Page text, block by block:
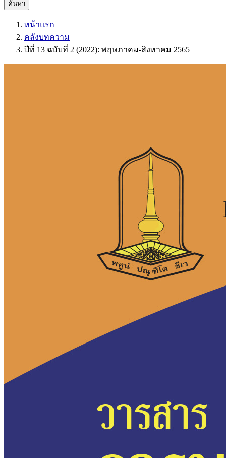
ค้นหา
หน้าแรก
คลังบทความ
ปีที่ 13 ฉบับที่ 2 (2022): พฤษภาคม-สิงหาคม 2565